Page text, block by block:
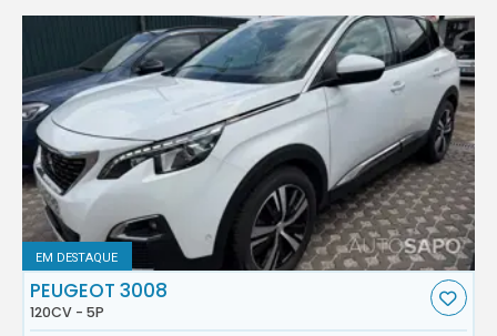
EM DESTAQUE
PEUGEOT 3008
120CV - 5P